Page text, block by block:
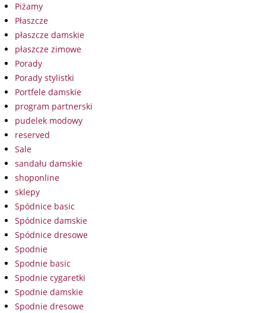
Piżamy
Płaszcze
płaszcze damskie
płaszcze zimowe
Porady
Porady stylistki
Portfele damskie
program partnerski
pudelek modowy
reserved
Sale
sandału damskie
shoponline
sklepy
Spódnice basic
Spódnice damskie
Spódnice dresowe
Spodnie
Spodnie basic
Spodnie cygaretki
Spodnie damskie
Spodnie dresowe